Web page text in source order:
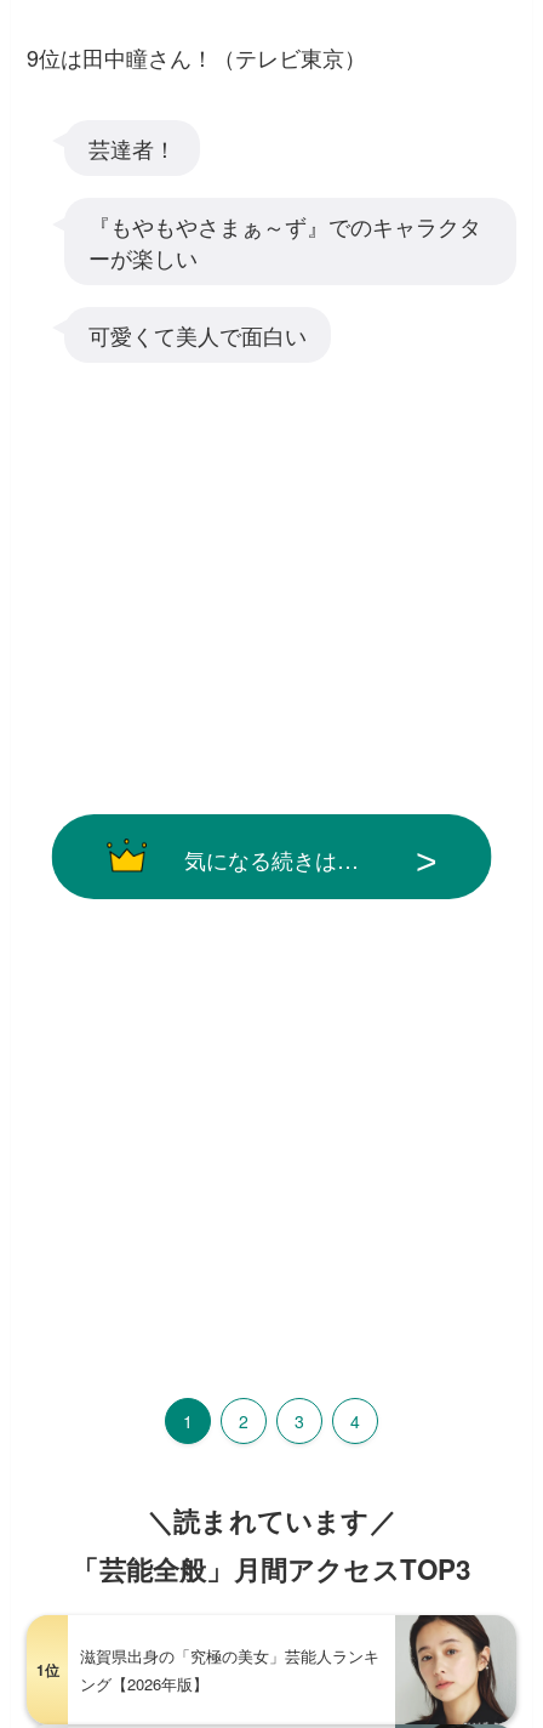
9位は田中瞳さん！（テレビ東京）
芸達者！
『もやもやさまぁ～ず』でのキャラクタ
ーが楽しい
可愛くて美人で面白い
気になる続きは…
1 2 3 4
＼読まれています／
「芸能全般」月間アクセスTOP3
1位
滋賀県出身の「究極の美女」芸能人ランキ
ング【2026年版】